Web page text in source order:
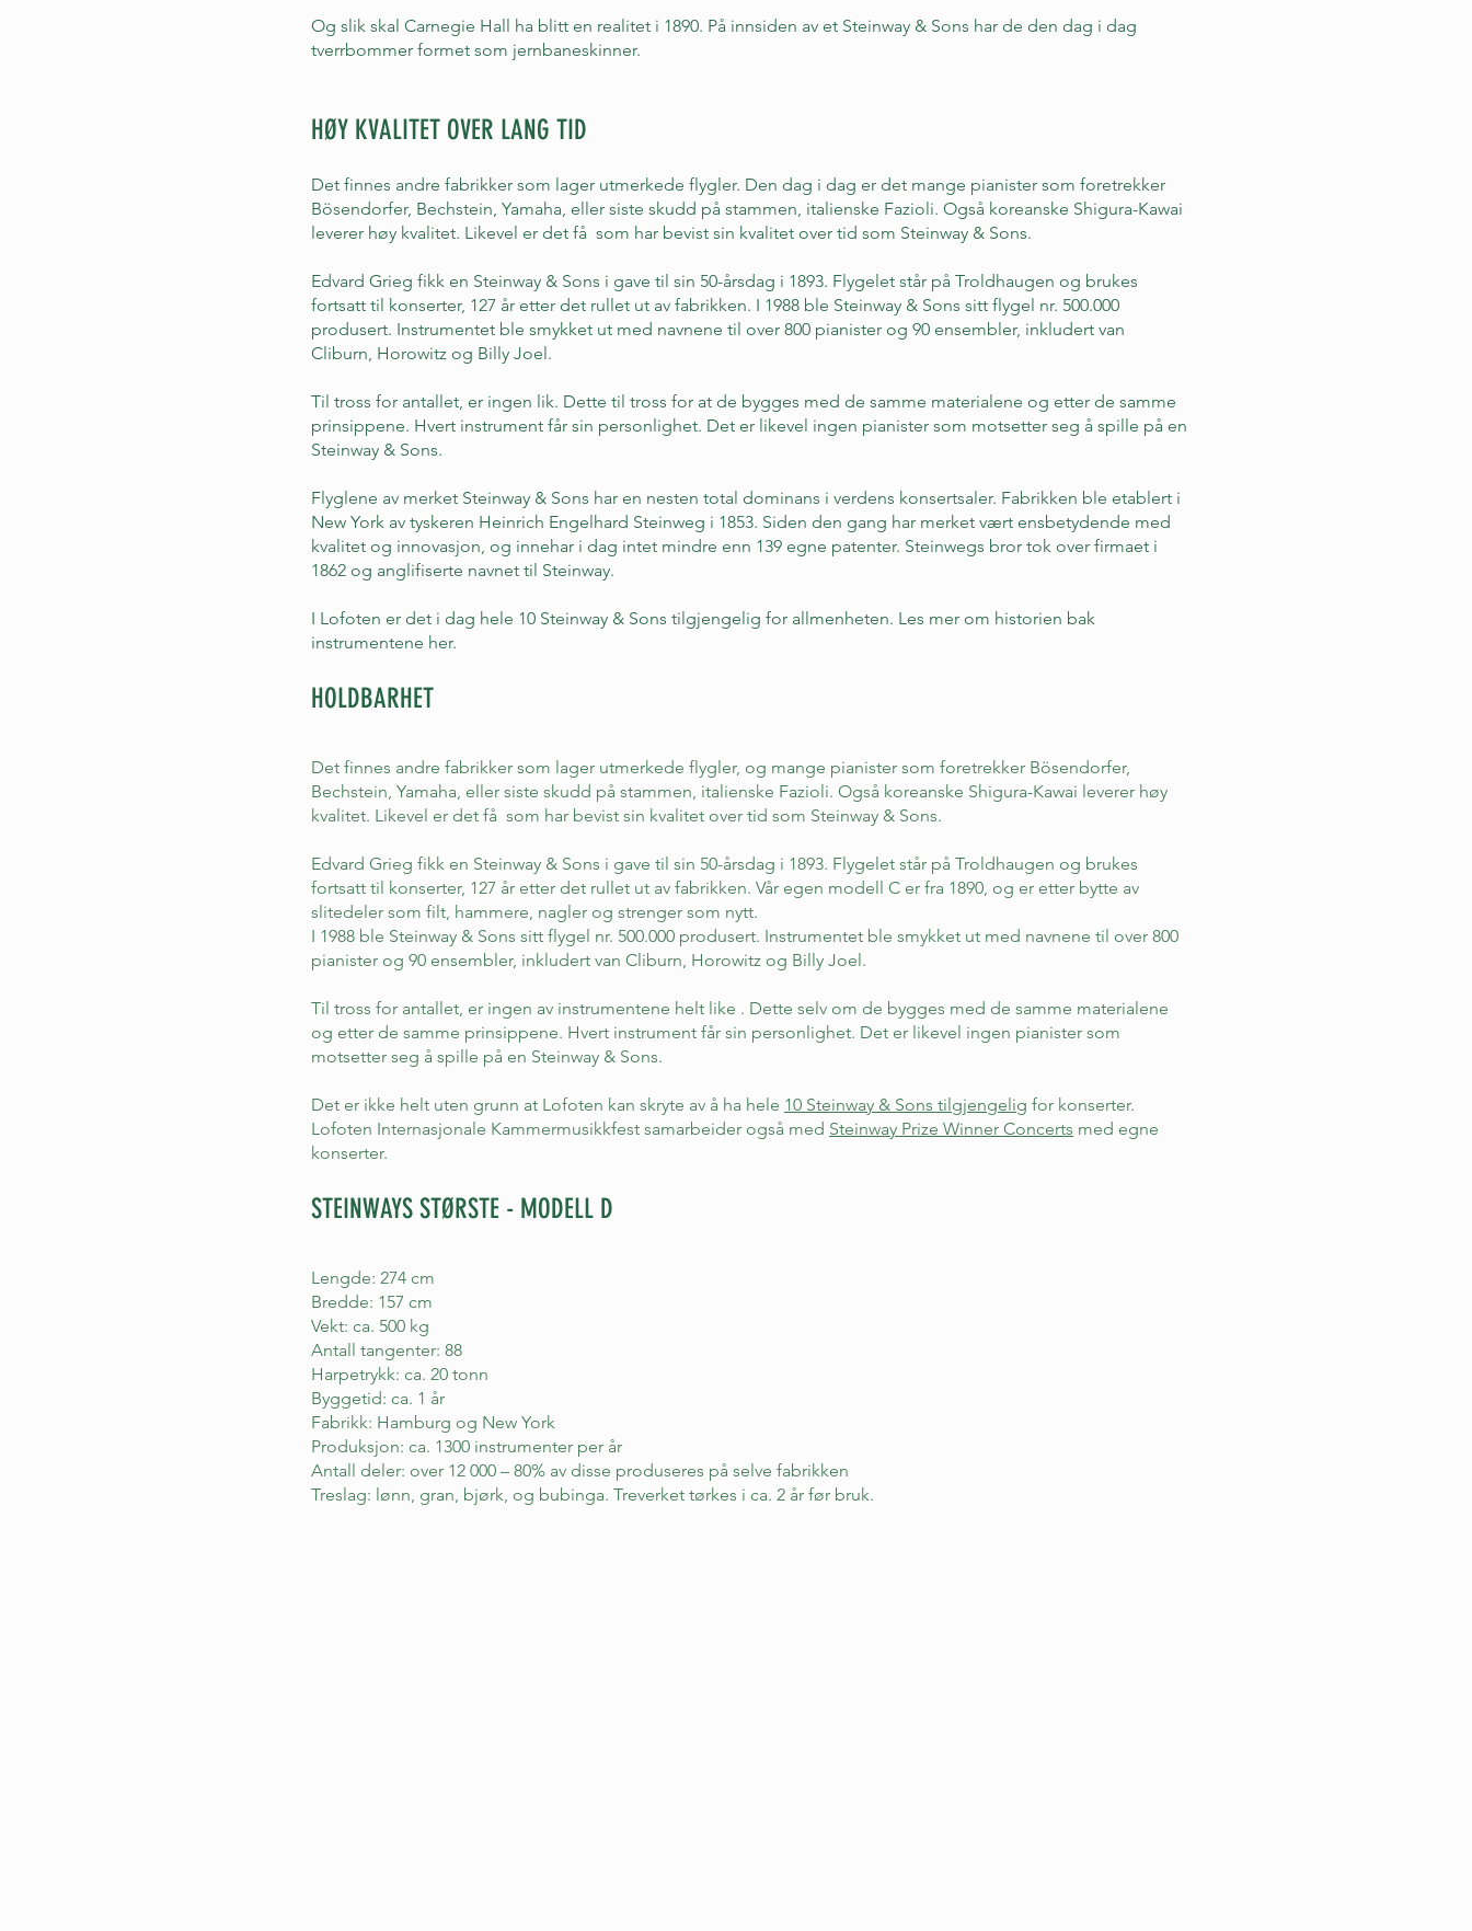
Og slik skal Carnegie Hall ha blitt en realitet i 1890. På innsiden av et Steinway & Sons har de den dag i dag
tverrbommer formet som jernbaneskinner.
HØY KVALITET OVER LANG TID
Det finnes andre fabrikker som lager utmerkede flygler. Den dag i dag er det mange pianister som foretrekker
Bösendorfer, Bechstein, Yamaha, eller siste skudd på stammen, italienske Fazioli. Også koreanske Shigura-Kawai
leverer høy kvalitet. Likevel er det få som har bevist sin kvalitet over tid som Steinway & Sons.
Edvard Grieg fikk en Steinway & Sons i gave til sin 50-årsdag i 1893. Flygelet står på Troldhaugen og brukes
fortsatt til konserter, 127 år etter det rullet ut av fabrikken. I 1988 ble Steinway & Sons sitt flygel nr. 500.000
produsert. Instrumentet ble smykket ut med navnene til over 800 pianister og 90 ensembler, inkludert van
Cliburn, Horowitz og Billy Joel.
Til tross for antallet, er ingen lik. Dette til tross for at de bygges med de samme materialene og etter de samme
prinsippene. Hvert instrument får sin personlighet. Det er likevel ingen pianister som motsetter seg å spille på en
Steinway & Sons.
Flyglene av merket Steinway & Sons har en nesten total dominans i verdens konsertsaler. Fabrikken ble etablert i
New York av tyskeren Heinrich Engelhard Steinweg i 1853. Siden den gang har merket vært ensbetydende med
kvalitet og innovasjon, og innehar i dag intet mindre enn 139 egne patenter. Steinwegs bror tok over firmaet i
1862 og anglifiserte navnet til Steinway.
I Lofoten er det i dag hele 10 Steinway & Sons tilgjengelig for allmenheten. Les mer om historien bak
instrumentene her.
HOLDBARHET
Det finnes andre fabrikker som lager utmerkede flygler, og mange pianister som foretrekker Bösendorfer,
Bechstein, Yamaha, eller siste skudd på stammen, italienske Fazioli. Også koreanske Shigura-Kawai leverer høy
kvalitet. Likevel er det få som har bevist sin kvalitet over tid som Steinway & Sons.
Edvard Grieg fikk en Steinway & Sons i gave til sin 50-årsdag i 1893. Flygelet står på Troldhaugen og brukes
fortsatt til konserter, 127 år etter det rullet ut av fabrikken. Vår egen modell C er fra 1890, og er etter bytte av
slitedeler som filt, hammere, nagler og strenger som nytt.
I 1988 ble Steinway & Sons sitt flygel nr. 500.000 produsert. Instrumentet ble smykket ut med navnene til over 800
pianister og 90 ensembler, inkludert van Cliburn, Horowitz og Billy Joel.
Til tross for antallet, er ingen av instrumentene helt like . Dette selv om de bygges med de samme materialene
og etter de samme prinsippene. Hvert instrument får sin personlighet. Det er likevel ingen pianister som
motsetter seg å spille på en Steinway & Sons.
Det er ikke helt uten grunn at Lofoten kan skryte av å ha hele 10 Steinway & Sons tilgjengelig for konserter.
Lofoten Internasjonale Kammermusikkfest samarbeider også med Steinway Prize Winner Concerts med egne
konserter.
STEINWAYS STØRSTE - MODELL D
Lengde: 274 cm
Bredde: 157 cm
Vekt: ca. 500 kg
Antall tangenter: 88
Harpetrykk: ca. 20 tonn
Byggetid: ca. 1 år
Fabrikk: Hamburg og New York
Produksjon: ca. 1300 instrumenter per år
Antall deler: over 12 000 – 80% av disse produseres på selve fabrikken
Treslag: lønn, gran, bjørk, og bubinga. Treverket tørkes i ca. 2 år før bruk.